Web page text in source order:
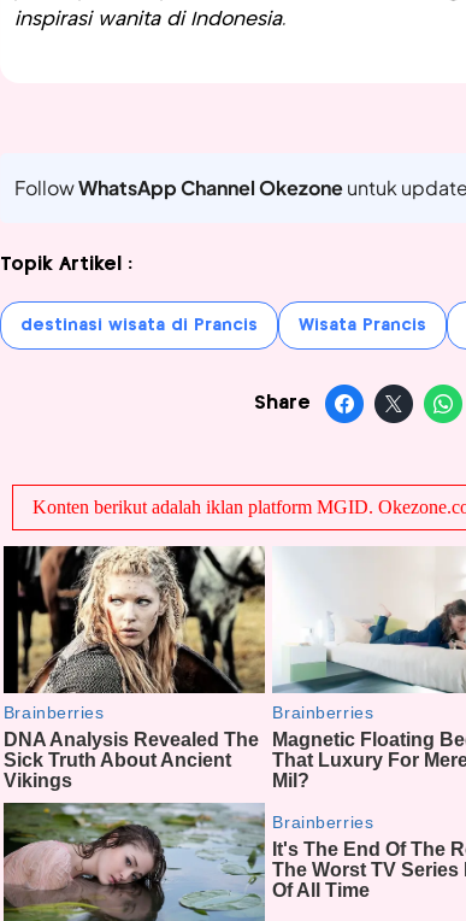
inspirasi wanita di Indonesia.
FollowWhatsApp Channel Okezoneuntuk
Topik Artikel :
destinasi wisata di Prancis Wisata Prancis
Share